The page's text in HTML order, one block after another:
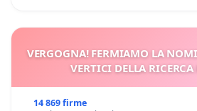
VERGOGNA! FERMIAMO LA
VERTICI DELLA
14 869 firme